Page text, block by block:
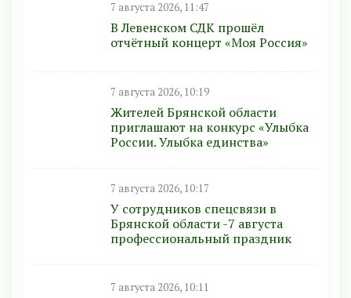
7 августа 2026, 11:47
В Левенском СДК прошёл
отчётный концерт «Моя Россия»
7 августа 2026, 10:19
Жителей Брянской области
приглашают на конкурс «Улыбка
России. Улыбка единства»
7 августа 2026, 10:17
У сотрудников спецсвязи в
Брянской области -7 августа
профессиональный праздник
7 августа 2026, 10:11